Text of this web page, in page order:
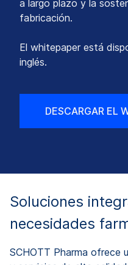
a largo plazo y la
fabricación.
El whitepaper está
inglés.
DESCARGAR EL
Soluciones
necesidades
SCHOTT Pharma ofrece